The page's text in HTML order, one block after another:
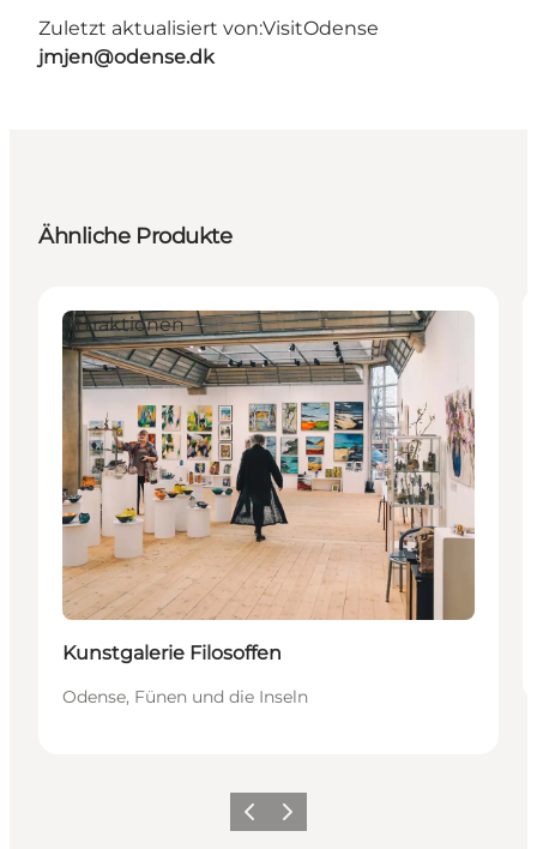
Zuletzt aktualisiert von:VisitOdense
jmjen@odense.dk
Ähnliche Produkte
Attraktionen
Kunstgalerie Filosoffen
Odense, Fünen und die Inseln
ZurückWeiter